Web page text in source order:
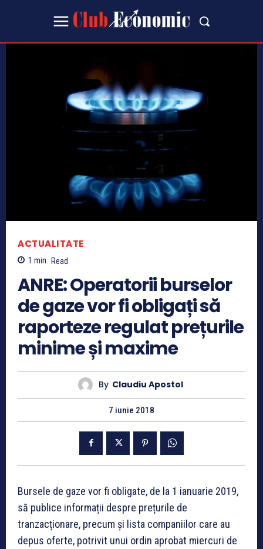
ACTUALITATE
1 min. Read
ANRE: Operatorii burselor
de gaze vor fi obligați să
raporteze regulat prețurile
minime și maxime
By Claudiu Apostol
7 iunie 2018
Bursele de gaze vor fi obligate, de la 1 ianuarie 2019,
să publice informații despre prețurile de
tranzacționare, precum și lista companiilor care au
depus oferte, potrivit unui ordin aprobat miercuri de